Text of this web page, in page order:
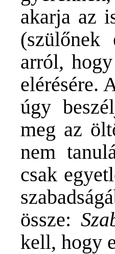
akarja az
arról,
elérésére.
úgy
meg az
nem
csak
össze:
kell, hogy